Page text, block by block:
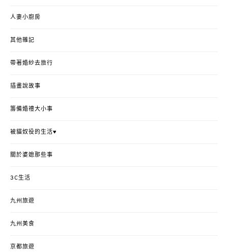
人妻小廚房
其他雜記
帶著婚紗去旅行
插畫說故事
籌備婚禮大小事
被貓奴役的生活♥
關於婆媳那些事
3C生活
九州旅遊
九州美食
京都旅遊